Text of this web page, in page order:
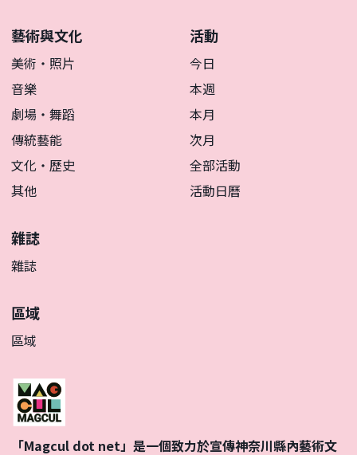
藝術與文化
美術・照片
音樂
劇場・舞蹈
傳統藝能
文化・歷史
其他
活動
今日
本週
本月
次月
全部活動
活動日曆
雜誌
雜誌
區域
區域
「Magcul dot net」是一個致力於宣傳神奈川縣內藝術文